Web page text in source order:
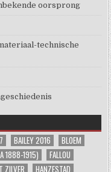
oorsprong
technische
BAILEY 2016
BLOEM
1888-1915)
FALLOU
ZILVER HANZESTAD